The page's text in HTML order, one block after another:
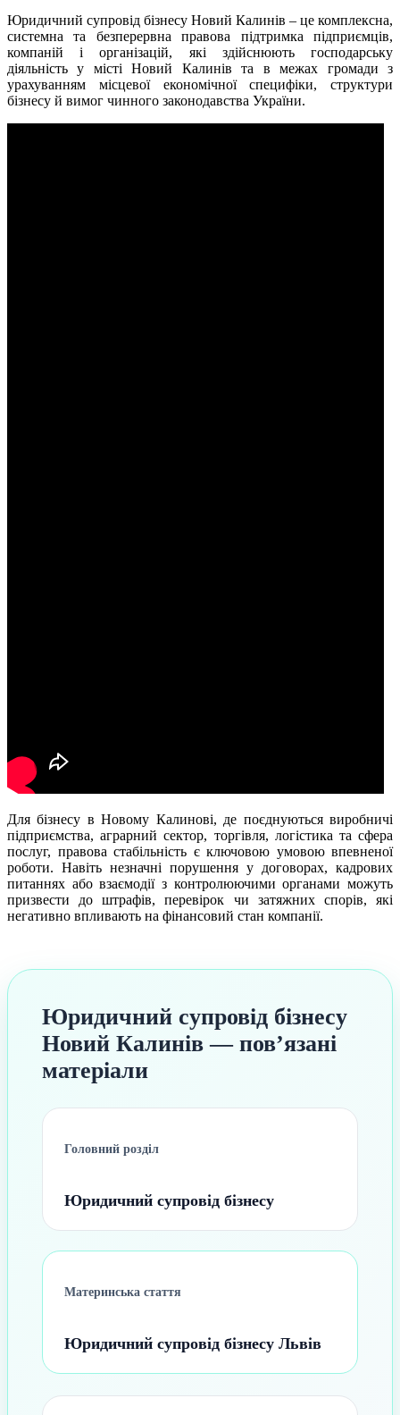
Юридичний супровід бізнесу Новий Калинів – це комплексна,
системна та безперервна правова підтримка підприємців,
компаній і організацій, які здійснюють господарську
діяльність у місті Новий Калинів та в межах громади з
урахуванням місцевої економічної специфіки, структури
бізнесу й вимог чинного законодавства України.
Для бізнесу в Новому Калинові, де поєднуються виробничі
підприємства, аграрний сектор, торгівля, логістика та сфера
послуг, правова стабільність є ключовою умовою впевненої
роботи. Навіть незначні порушення у договорах, кадрових
питаннях або взаємодії з контролюючими органами можуть
призвести до штрафів, перевірок чи затяжних спорів, які
негативно впливають на фінансовий стан компанії.
Юридичний супровід бізнесу
Новий Калинів — пов’язані
матеріали
Головний розділ
Юридичний супровід бізнесу
Материнська стаття
Юридичний супровід бізнесу Львів